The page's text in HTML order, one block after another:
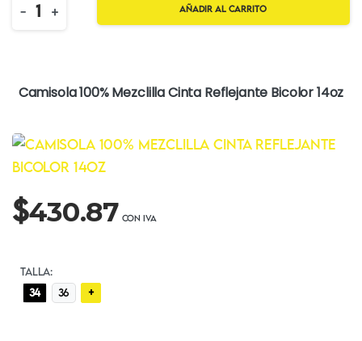
Quantity
- + Añadir al carrito
Camisola 100% Mezclilla Cinta Reflejante Bicolor 14oz
$430.87
TALLA:
34
36 +